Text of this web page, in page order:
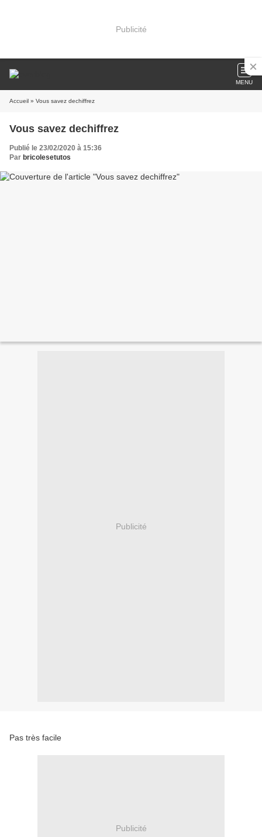
Publicité
MENU
Accueil » Vous savez dechiffrez
Vous savez dechiffrez
Publié le 23/02/2020 à 15:36
Par bricolesetutos
Publicité
Pas très facile
Publicité